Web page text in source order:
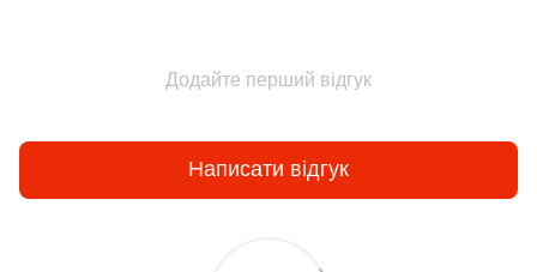
Додайте перший відгук
Написати відгук